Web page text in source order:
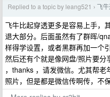
Replied to a topic by leang521 › 飞
飞牛比起穿透更多是容易上手，
退大部分。后面虽然有了群晖/
样得学设置，或者黑群再加一个
然后还有个就是像网盘/照片要
，thanks ，请发微信。尤其帮
照片，但是都是微信传啊传，不